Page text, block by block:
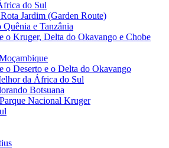
do Sul
Jardim (Garden Route)
Quênia e Tanzânia
o Kruger, Delta do Okavango e Chobe
o Deserto e o Delta do Okavango
da África do Sul
Botsuana
Nacional Kruger